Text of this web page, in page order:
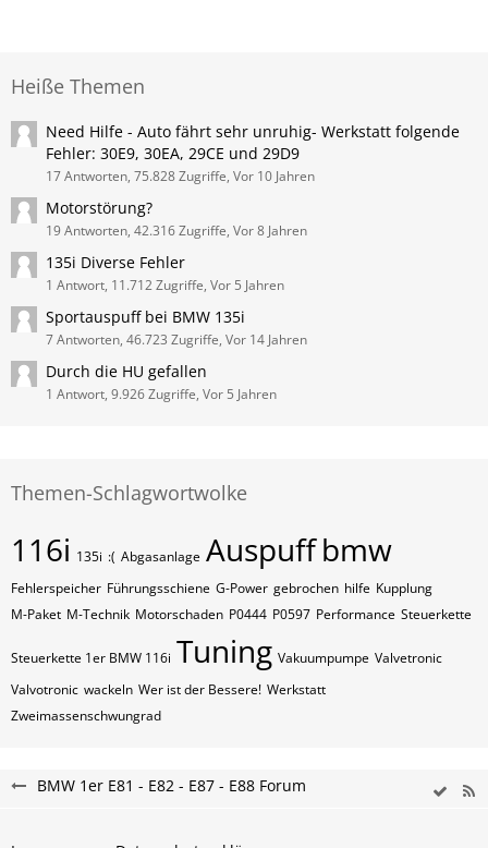
Heiße Themen
Need Hilfe - Auto fährt sehr unruhig- Werkstatt folgende
Fehler: 30E9, 30EA, 29CE und 29D9
17 Antworten, 75.828 Zugriffe, Vor 10 Jahren
Motorstörung?
19 Antworten, 42.316 Zugriffe, Vor 8 Jahren
135i Diverse Fehler
1 Antwort, 11.712 Zugriffe, Vor 5 Jahren
Sportauspuff bei BMW 135i
7 Antworten, 46.723 Zugriffe, Vor 14 Jahren
Durch die HU gefallen
1 Antwort, 9.926 Zugriffe, Vor 5 Jahren
Themen-Schlagwortwolke
116i 135i :( Abgasanlage Auspuffbmw
Fehlerspeicher Führungsschiene G-Power gebrochen hilfe Kupplung
M-Paket M-Technik Motorschaden P0444 P0597 Performance Steuerkette
Steuerkette 1er BMW 116i Tuning Vakuumpumpe Valvetronic
Valvotronic wackeln Wer ist der Bessere! Werkstatt
Zweimassenschwungrad
BMW 1er E81 - E82 - E87 - E88 Forum